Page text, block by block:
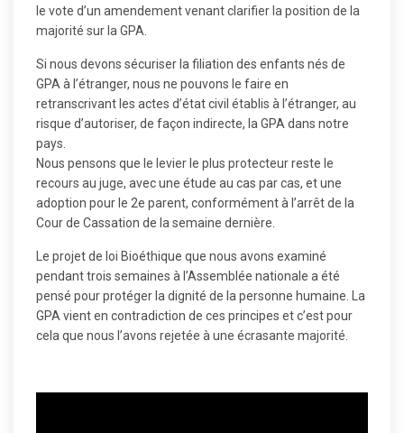
le vote d’un amendement venantclarifier la position de la
majorité sur la GPA.
Si nous devons sécuriser la filiation des enfants nés de
GPA à l’étranger, nous ne pouvons le faire en
retranscrivant les actes d’état civil établis à l’étranger, au
risque d’autoriser, de façon indirecte, la GPA dans notre
pays.
Nous pensons que le levier le plus protecteur reste le
recours au juge, avec une étude au cas par cas, et une
adoption pour le 2e parent, conformément à l’arrêt de la
Cour de Cassation de la semaine dernière.
Le projet de loi Bioéthique que nous avons examiné
pendant trois semaines à l’Assemblée nationale a été
pensé pour protéger la dignité de la personne humaine. La
GPA vient en contradiction de ces principes et c’est pour
cela que nous l’avons rejetée à une écrasante majorité.